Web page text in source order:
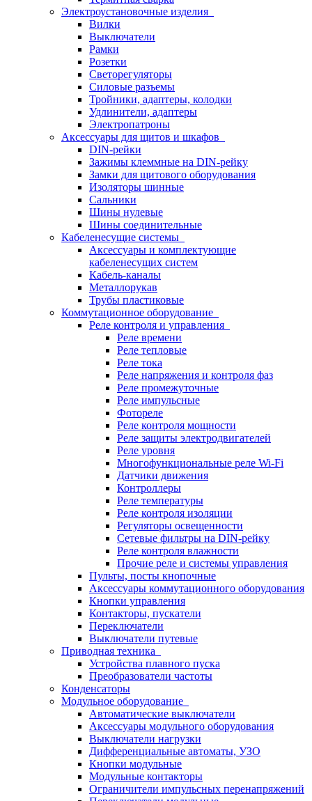
Электроустановочные изделия
Вилки
Выключатели
Рамки
Розетки
Светорегуляторы
Силовые разъемы
Тройники, адаптеры, колодки
Удлинители, адаптеры
Электропатроны
Аксессуары для щитов и шкафов
DIN-рейки
Зажимы клеммные на DIN-рейку
Замки для щитового оборудования
Изоляторы шинные
Сальники
Шины нулевые
Шины соединительные
Кабеленесущие системы
Аксессуары и комплектующие
кабеленесущих систем
Кабель-каналы
Металлорукав
Трубы пластиковые
Коммутационное оборудование
Реле контроля и управления
Реле времени
Реле тепловые
Реле тока
Реле напряжения и контроля фаз
Реле промежуточные
Реле импульсные
Фотореле
Реле контроля мощности
Реле защиты электродвигателей
Реле уровня
Многофункциональные реле Wi-Fi
Датчики движения
Контроллеры
Реле температуры
Реле контроля изоляции
Регуляторы освещенности
Сетевые фильтры на DIN-рейку
Реле контроля влажности
Прочие реле и системы управления
Пульты, посты кнопочные
Аксессуары коммутационного оборудования
Кнопки управления
Контакторы, пускатели
Переключатели
Выключатели путевые
Приводная техника
Устройства плавного пуска
Преобразователи частоты
Конденсаторы
Модульное оборудование
Автоматические выключатели
Аксессуары модульного оборудования
Выключатели нагрузки
Дифференциальные автоматы, УЗО
Кнопки модульные
Модульные контакторы
Ограничители импульсных перенапряжений